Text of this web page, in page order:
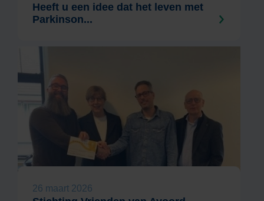
Heeft u een idee dat het leven met
Parkinson...
26 maart 2026